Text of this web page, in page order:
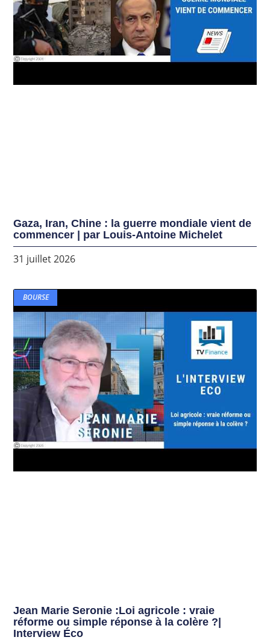
Gaza, Iran, Chine : la guerre mondiale vient de
commencer | par Louis-Antoine Michelet
31 juillet 2026
BOURSE
Jean Marie Seronie :Loi agricole : vraie
réforme ou simple réponse à la colère ?|
Interview Éco